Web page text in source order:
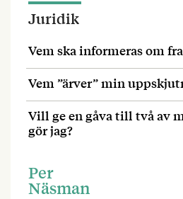
Juridik
Vem ska informeras om
Vem ”ärver” min
Vill ge en gåva till två av
gör jag?
Per
Näsman